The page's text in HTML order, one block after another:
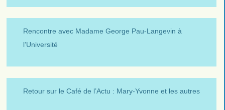
Rencontre avec Madame George Pau-Langevin à
l’Université
Retour sur le Café de l’Actu : Mary-Yvonne et les autres